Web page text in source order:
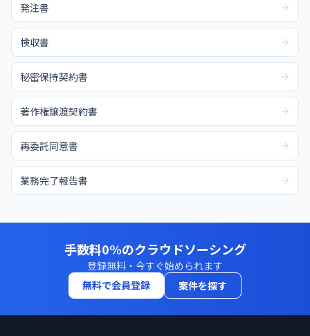
発注書
検収書
秘密保持契約書
著作権譲渡契約書
再委託同意書
業務完了報告書
手数料0%のクラウドソーシング
登録無料・今すぐ始められます
無料で会員登録
案件を探す